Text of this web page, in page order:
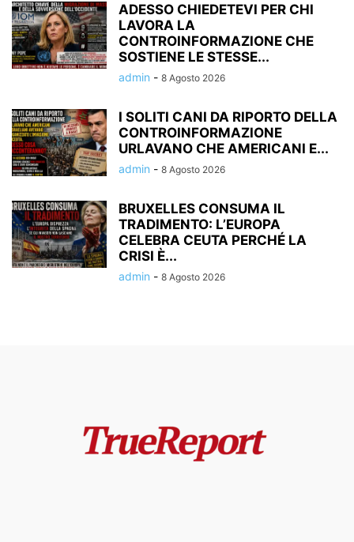
ADESSO CHIEDETEVI PER CHI
LAVORA LA
CONTROINFORMAZIONE CHE
SOSTIENE LE STESSE...
admin - 8 Agosto 2026
I SOLITI CANI DA RIPORTO DELLA
CONTROINFORMAZIONE
URLAVANO CHE AMERICANI E...
admin - 8 Agosto 2026
BRUXELLES CONSUMA IL
TRADIMENTO: L’EUROPA
CELEBRA CEUTA PERCHÉ LA
CRISI È...
admin - 8 Agosto 2026